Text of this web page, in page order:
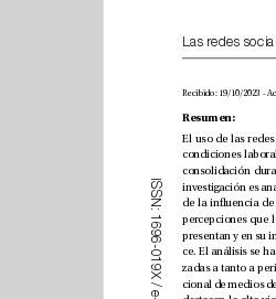
I
S
S
N
:
1
6
9
6
-
0
1
9
X
/
e
Resumen: